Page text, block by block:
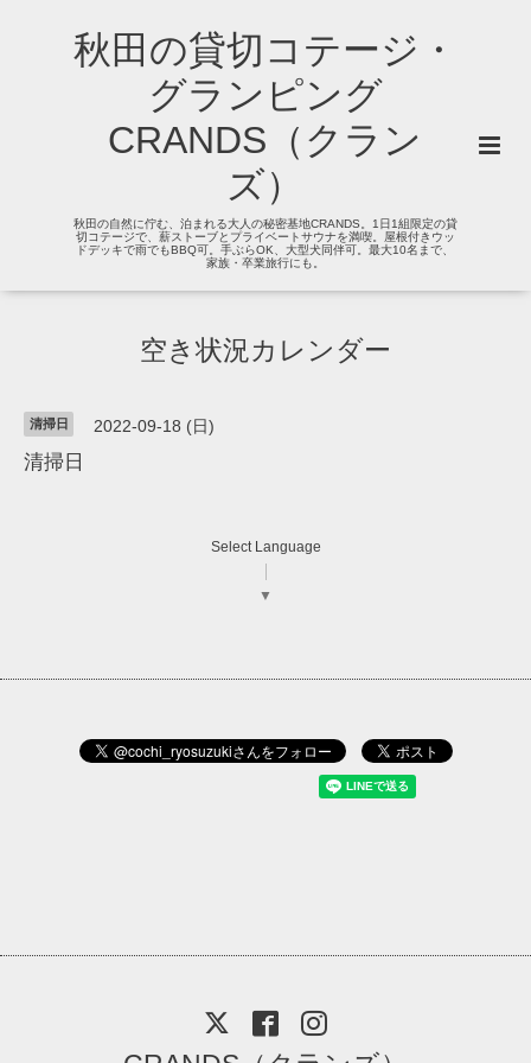
秋田の貸切コテージ・
グランピング
CRANDS（クラン
ズ）
秋田の自然に佇む、泊まれる大人の秘密基地CRANDS。1日1組限定の貸
切コテージで、薪ストーブとプライベートサウナを満喫。屋根付きウッ
ドデッキで雨でもBBQ可。手ぶらOK、大型犬同伴可。最大10名まで、
家族・卒業旅行にも。
空き状況カレンダー
清掃日 2022-09-18 (日)
清掃日
Select Language
▼